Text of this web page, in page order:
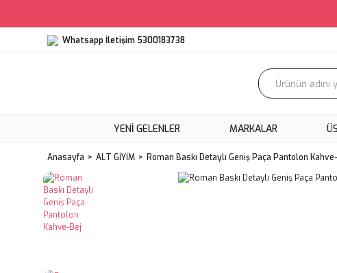
Whatsapp İletişim 5300183738
YENI GELENLER MARKALAR
Anasayfa ALT GİYİM Roman Baskı Detaylı Geniş Paça Pantolon